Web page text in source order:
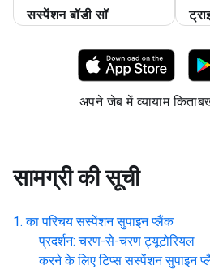
सस्पेंशन बॉडी सॉ
अपने जेब में व्यायाम
सामग्री की सूची
का परिचय सस्पेंशन सुपाइन प्लैंक
प्रदर्शन: चरण-से-चरण ट्यूटोरियल
करने के लिए टिप्स सस्पेंशन सुपाइन